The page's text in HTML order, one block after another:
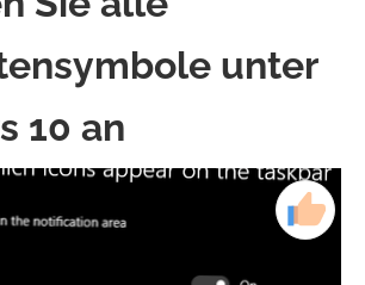
unter
10 an